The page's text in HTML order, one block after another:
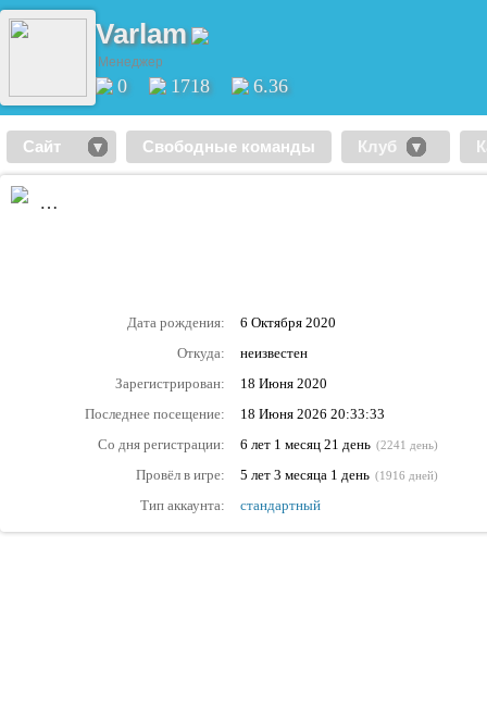
Varlam
Менеджер
0 1718 6.36
Сайт Свободные команды Клуб
…
Дата рождения:
6 Октября 2020
Откуда:
неизвестен
Зарегистрирован:
18 Июня 2020
Последнее посещение:
18 Июня 2026 20:33:33
Со дня регистрации:
6 лет 1 месяц 21 день (2241 день)
Провёл в игре: 5 лет 3 месяца 1 день (1916 дней)
Тип аккаунта: стандартный